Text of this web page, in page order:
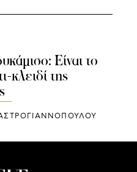
Είναι το
κλειδί της